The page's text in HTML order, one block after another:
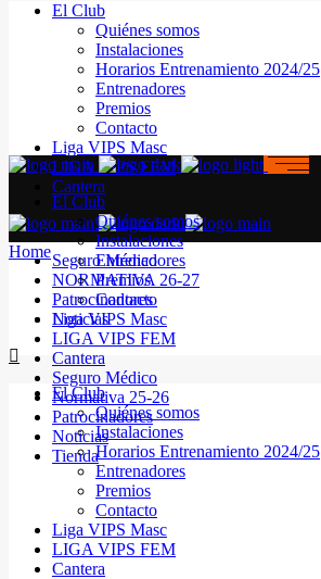
El Club
Quiénes somos
Instalaciones
Horarios Entrenamiento 2024/25
Entrenadores
Premios
Contacto
Liga VIPS Masc
LIGA VIPS FEM
Cantera
Seguro Médico
NORMATIVA 26-27
Patrocinadores
Noticias
El Club
Quiénes somos
Instalaciones
Horarios Entrenamiento 2024/25
Entrenadores
Premios
Contacto
Liga VIPS Masc
LIGA VIPS FEM
Cantera
El Club
Quiénes somos
Instalaciones
Entrenadores
Premios
Contacto
Liga VIPS Masc
LIGA VIPS FEM
Cantera
Seguro Médico
Normativa 25-26
Patrocinadores
Noticias
Tienda
Home